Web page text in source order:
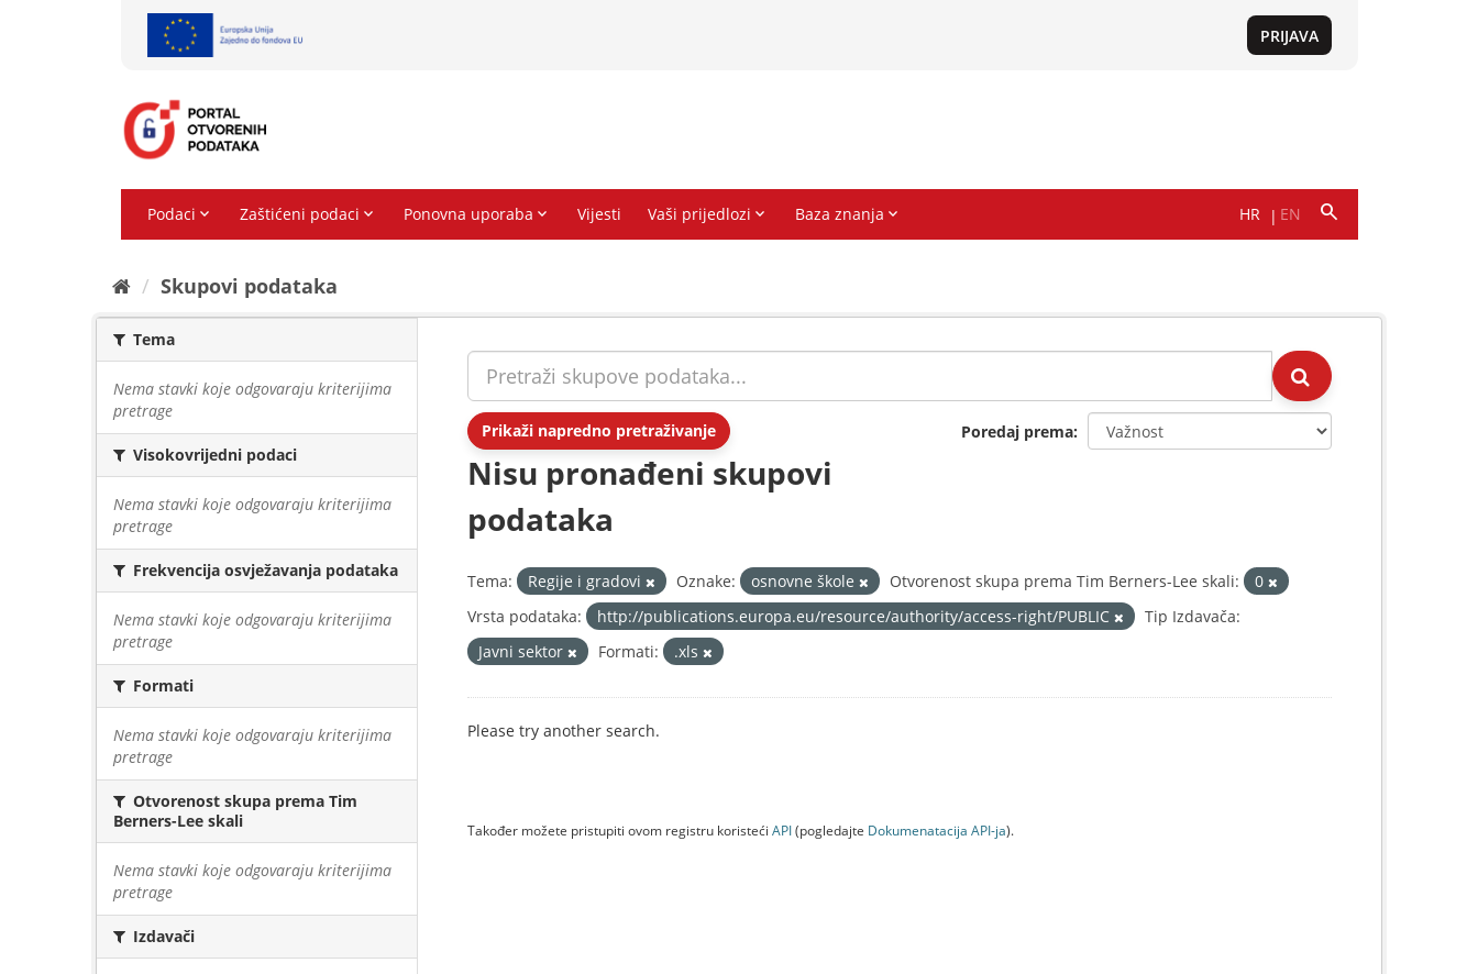
Skupovi podаtаkа
Tema
Nema stavki koje odgovaraju kriterijima
pretrage
Visokovrijedni podaci
Nema stavki koje odgovaraju kriterijima
pretrage
Frekvencija osvježavanja podataka
Nema stavki koje odgovaraju kriterijima
pretrage
Formati
Nema stavki koje odgovaraju kriterijima
pretrage
Otvorenost skupa prema Tim
Berners-Lee skali
Nema stavki koje odgovaraju kriterijima
pretrage
Izdavači
Prikaži napredno pretraživanje Poredaj prema
Nisu pronađeni skupovi
podataka
Tema: Regije i gradovi Oznake: osnovne škole Otvorenost skupa prema Tim Berners-Lee skali:
0
Vrsta podataka:
http://publications.europa.eu/resource/authority/access-right/PUBLIC
Tip Izdavača:
Javni sektor
Formati: .xls
Please try another search.
Također možete pristupiti ovom registru koristeći API(pogledajte Dokumenаtаcijа API-jа).